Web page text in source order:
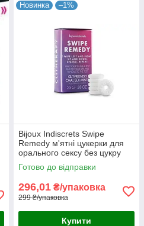
Новинка –1%
Bijoux Indiscrets Swipe
Remedy м'ятні цукерки для
орального сексу без цукру
ментол для
охолоджувального ефекту
Готово до відправки
296,01 ₴/упаковка
299 ₴/упаковка
Купити